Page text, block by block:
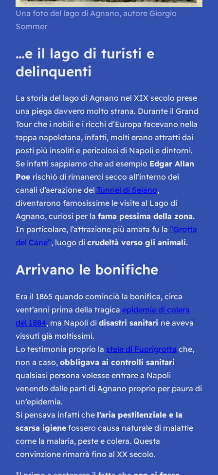
Una foto del lago di Agnano, autore Giorgio
Sommer
…e il lago di turisti e
delinquenti
La storia del lago di Agnano nel XIX secolo prese
una piega davvero molto strana. Durante il Grand
Tour che i nobili e i ricchi d’Europa facevano nella
tappa napoletana, infatti, molti erano attratti dai
posti più insoliti e pericolosi di Napoli e dintorni.
Se infatti sappiamo che ad esempio Edgar Allan
Poe rischiò di rimanerci secco all’interno dei
canali d’aerazione del Tunnel di Seiano,
diventarono famosissime le visite al Lago di
Agnano, curiosi per la fama pessima della zona.
In particolare, l’attrazione più amata fu la “Grotta
del Cane”, luogo di crudeltà verso gli animali.
Arrivano le bonifiche
Era il 1865 quando cominciò la bonifica, circa
vent’anni prima della tragica epidemia di colera
del 1884, ma Napoli di disastri sanitari ne aveva
vissuti già moltissimi.
Lo testimonia proprio la stele di Fuorigrotta che,
non a caso, obbligava ai controlli sanitari
qualsiasi persona volesse entrare a Napoli
venendo dalle parti di Agnano proprio per paura di
un’epidemia.
Si pensava infatti che l’aria pestilenziale e la
scarsa igiene fossero causa naturale di malattie
come la malaria, peste e colera. Questa
convinzione rimarrà fino al XX secolo.